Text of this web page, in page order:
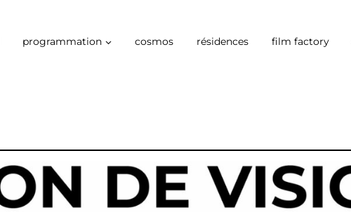
programmation cosmos résidences film factory